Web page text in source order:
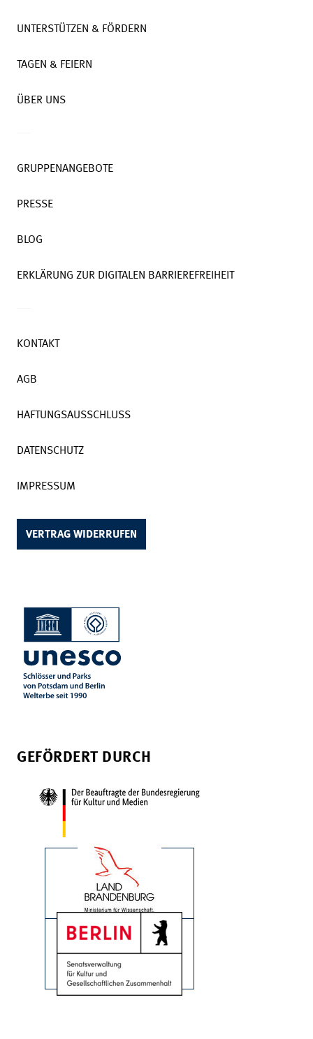
UNTERSTÜTZEN & FÖRDERN
TAGEN & FEIERN
ÜBER UNS
GRUPPENANGEBOTE
PRESSE
BLOG
ERKLÄRUNG ZUR DIGITALEN BARRIEREFREIHEIT
KONTAKT
AGB
HAFTUNGSAUSSCHLUSS
DATENSCHUTZ
IMPRESSUM
VERTRAG WIDERRUFEN
GEFÖRDERT DURCH